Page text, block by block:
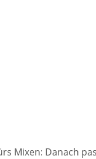
Mixen: Danach